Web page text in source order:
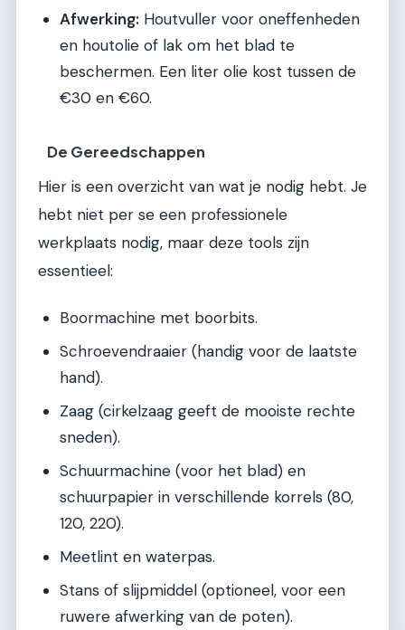
Afwerking: Houtvuller voor oneffenheden
en houtolie of lak om het blad te
beschermen. Een liter olie kost tussen de
€30 en €60.
De Gereedschappen
Hier is een overzicht van wat je nodig hebt. Je
hebt niet per se een professionele
werkplaats nodig, maar deze tools zijn
essentieel:
Boormachine met boorbits.
Schroevendraaier (handig voor de laatste
hand).
Zaag (cirkelzaag geeft de mooiste rechte
sneden).
Schuurmachine (voor het blad) en
schuurpapier in verschillende korrels (80,
120, 220).
Meetlint en waterpas.
Stans of slijpmiddel (optioneel, voor een
ruwere afwerking van de poten).